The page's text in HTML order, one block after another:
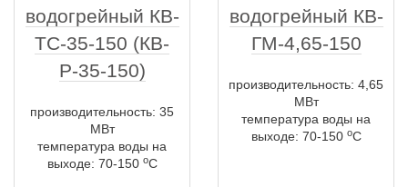
водогрейный КВ-
ТС-35-150 (КВ-
Р-35-150)
производительность: 35
МВт
температура воды на
выходе: 70-150 оС
водогрейный КВ-
ГМ-4,65-150
производительность: 4,65
МВт
температура воды на
выходе: 70-150 оС